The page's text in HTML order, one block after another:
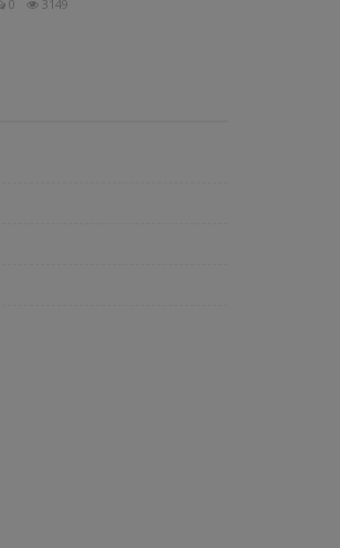
0 3149